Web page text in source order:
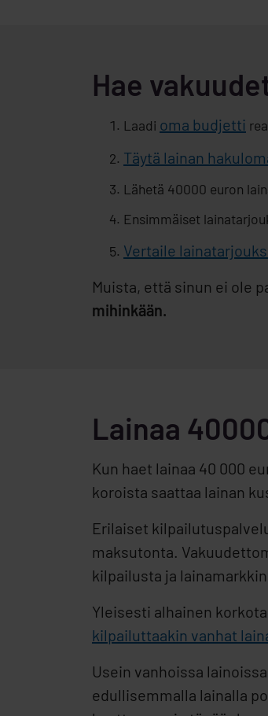
Hae
Laadi oma budjetti
Täytä lainan
Lähetä 40000 euron
Ensimmäiset
Vertaile
Muista, että sinun ei ole
mihinkään.
Lainaa
Kun haet lainaa 40 000
koroista saattaa lainan
Erilaiset
maksutonta.
kilpailusta ja
Yleisesti alhainen
kilpailuttaakin vanhat
Usein vanhoissa
edullisemmalla lainalla